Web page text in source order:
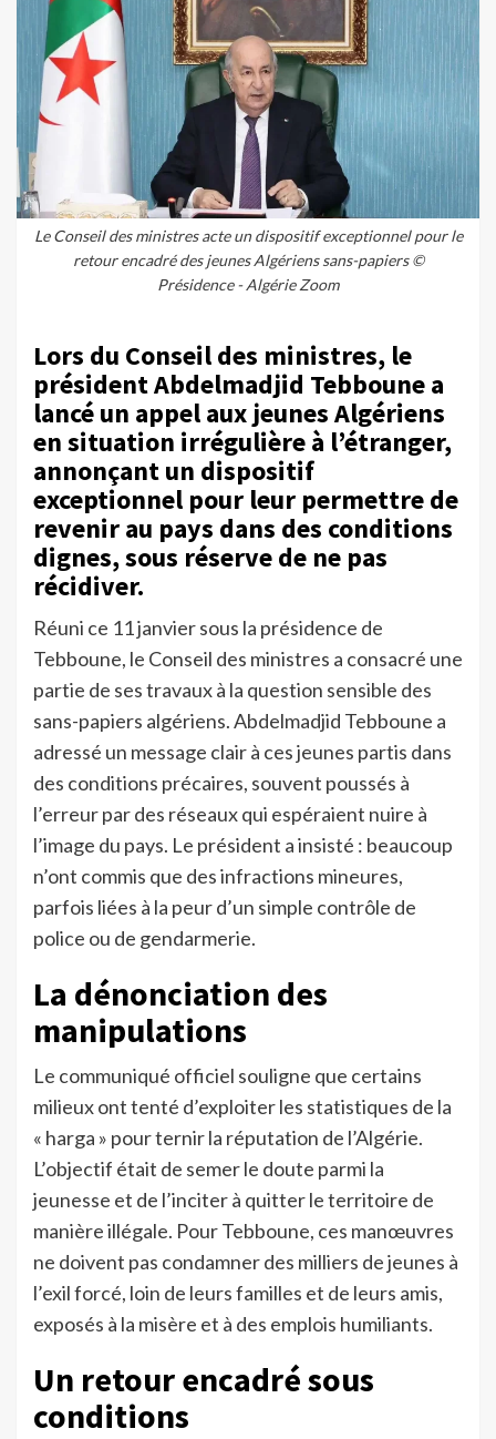
Le Conseil des ministres acte un dispositif exceptionnel pour le
retour encadré des jeunes Algériens sans-papiers ©
Présidence - Algérie Zoom
Lors du Conseil des ministres, le
président Abdelmadjid Tebboune a
lancé un appel aux jeunes Algériens
en situation irrégulière à l’étranger,
annonçant un dispositif
exceptionnel pour leur permettre de
revenir au pays dans des conditions
dignes, sous réserve de ne pas
récidiver.
Réuni ce 11 janvier sous la présidence de
Tebboune, le Conseil des ministres a consacré une
partie de ses travaux à la question sensible des
sans-papiers algériens. Abdelmadjid Tebboune a
adressé un message clair à ces jeunes partis dans
des conditions précaires, souvent poussés à
l’erreur par des réseaux qui espéraient nuire à
l’image du pays. Le président a insisté : beaucoup
n’ont commis que des infractions mineures,
parfois liées à la peur d’un simple contrôle de
police ou de gendarmerie.
La dénonciation des
manipulations
Le communiqué officiel souligne que certains
milieux ont tenté d’exploiter les statistiques de la
« harga » pour ternir la réputation de l’Algérie.
L’objectif était de semer le doute parmi la
jeunesse et de l’inciter à quitter le territoire de
manière illégale. Pour Tebboune, ces manœuvres
ne doivent pas condamner des milliers de jeunes à
l’exil forcé, loin de leurs familles et de leurs amis,
exposés à la misère et à des emplois humiliants.
Un retour encadré sous
conditions